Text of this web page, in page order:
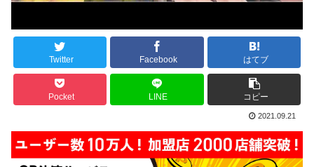
Twitter Facebook はてブ
Pocket LINE コピー
2021.09.21